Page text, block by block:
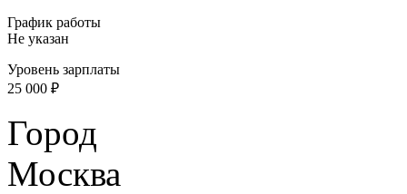
График работы
Не указан
Уровень зарплаты
25 000 ₽
Город
Москва